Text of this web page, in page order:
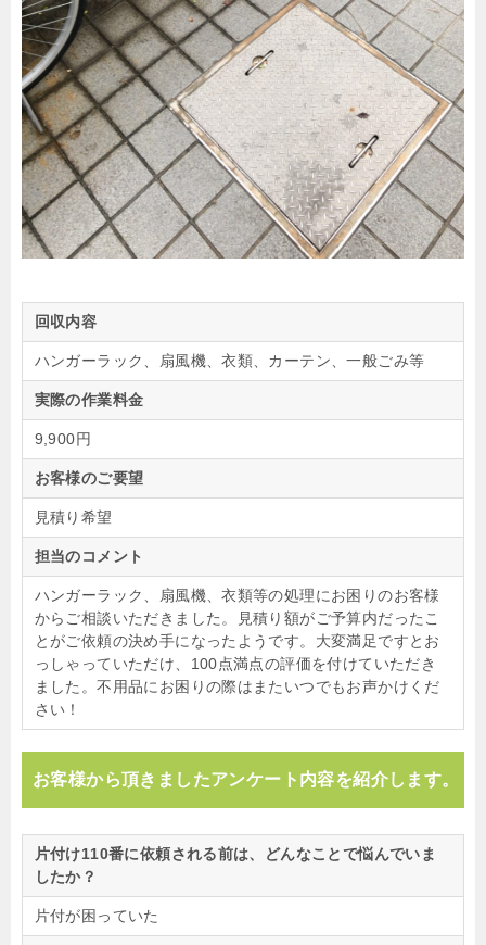
回収内容
ハンガーラック、扇風機、衣類、カーテン、一般ごみ等
実際の作業料金
9,900円
お客様のご要望
見積り希望
担当のコメント
ハンガーラック、扇風機、衣類等の処理にお困りのお客様
からご相談いただきました。見積り額がご予算内だったこ
とがご依頼の決め手になったようです。大変満足ですとお
っしゃっていただけ、100点満点の評価を付けていただき
ました。不用品にお困りの際はまたいつでもお声かけくだ
さい！
お客様から頂きましたアンケート内容を紹介します。
片付け110番に依頼される前は、どんなことで悩んでいま
したか？
片付が困っていた